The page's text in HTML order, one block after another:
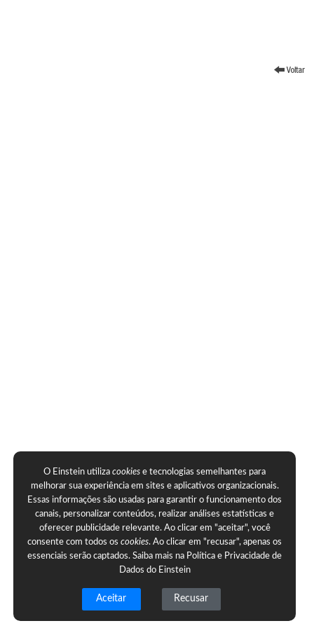
O Einstein utilizacookies e tecnologias semelhantes para
melhorar sua experiência em sites e aplicativos organizacionais.
Essas informações são usadas para garantir o funcionamento dos
canais, personalizar conteúdos, realizar análises estatísticas e
oferecer publicidade relevante. Ao clicar em "aceitar", você
consente com todos oscookies. Ao clicar em "recusar", apenas os
essenciais serão captados. Saiba mais na Política e Privacidade de
Dados do Einstein
Aceitar Recusar